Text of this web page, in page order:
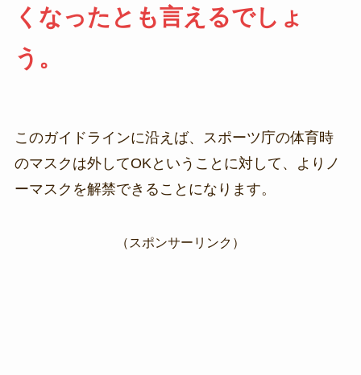
くなったとも言えるでしょ
う。
このガイドラインに沿えば、スポーツ庁の体育時
のマスクは外してOKということに対して、よりノ
ーマスクを解禁できることになります。
（スポンサーリンク）